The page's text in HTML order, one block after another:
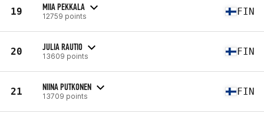
19 MIIA PEKKALA
12759 points FIN
20 JULIA RAUTIO
13609 points FIN
21 NIINA PUTKONEN
13709 points FIN